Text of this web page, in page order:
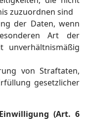
zuzuordnen sind
der Daten, wenn
Art der
von Straftaten,
gesetzlicher
(Art. 6